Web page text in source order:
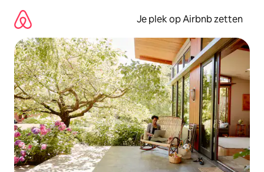
direct
naar
inhoud
Je plek op Airbnb zetten